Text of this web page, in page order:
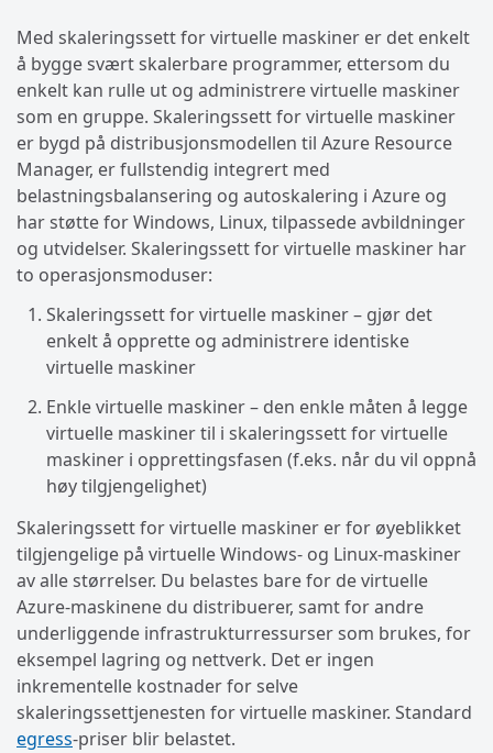
Med skaleringssett for virtuelle maskiner er det enkelt
å bygge svært skalerbare programmer, ettersom du
enkelt kan rulle ut og administrere virtuelle maskiner
som en gruppe. Skaleringssett for virtuelle maskiner
er bygd på distribusjonsmodellen til Azure Resource
Manager, er fullstendig integrert med
belastningsbalansering og autoskalering i Azure og
har støtte for Windows, Linux, tilpassede avbildninger
og utvidelser. Skaleringssett for virtuelle maskiner har
to operasjonsmoduser:
Skaleringssett for virtuelle maskiner – gjør det
enkelt å opprette og administrere identiske
virtuelle maskiner
Enkle virtuelle maskiner – den enkle måten å legge
virtuelle maskiner til i skaleringssett for virtuelle
maskiner i opprettingsfasen (f.eks. når du vil oppnå
høy tilgjengelighet)
Skaleringssett for virtuelle maskiner er for øyeblikket
tilgjengelige på virtuelle Windows- og Linux-maskiner
av alle størrelser. Du belastes bare for de virtuelle
Azure-maskinene du distribuerer, samt for andre
underliggende infrastrukturressurser som brukes, for
eksempel lagring og nettverk. Det er ingen
inkrementelle kostnader for selve
skaleringssettjenesten for virtuelle maskiner. Standard
egress-priser blir belastet.